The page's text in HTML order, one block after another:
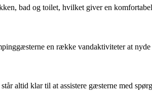
bad og toilet, hvilket giver en
en række vandaktiviteter at nyde
altid klar til at assistere gæsterne med